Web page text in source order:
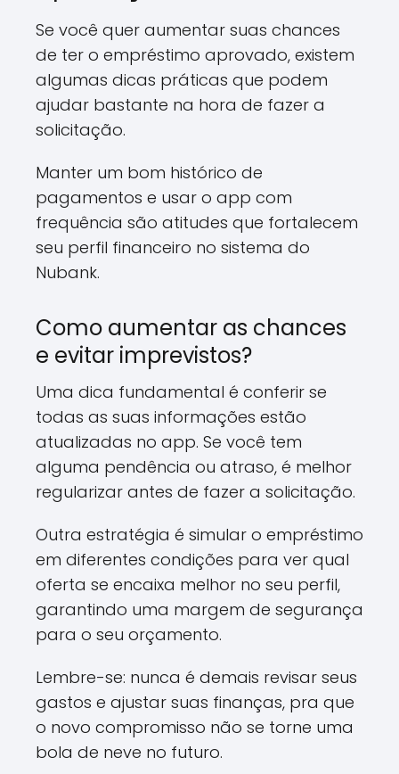
Se você quer aumentar suas chances
de ter o empréstimo aprovado, existem
algumas dicas práticas que podem
ajudar bastante na hora de fazer a
solicitação.
Manter um bom histórico de
pagamentos e usar o app com
frequência são atitudes que fortalecem
seu perfil financeiro no sistema do
Nubank.
Como aumentar as chances
e evitar imprevistos?
Uma dica fundamental é conferir se
todas as suas informações estão
atualizadas no app. Se você tem
alguma pendência ou atraso, é melhor
regularizar antes de fazer a solicitação.
Outra estratégia é simular o empréstimo
em diferentes condições para ver qual
oferta se encaixa melhor no seu perfil,
garantindo uma margem de segurança
para o seu orçamento.
Lembre-se: nunca é demais revisar seus
gastos e ajustar suas finanças, pra que
o novo compromisso não se torne uma
bola de neve no futuro.